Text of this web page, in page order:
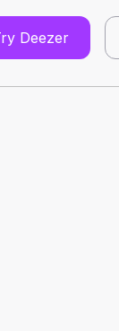
Deezer